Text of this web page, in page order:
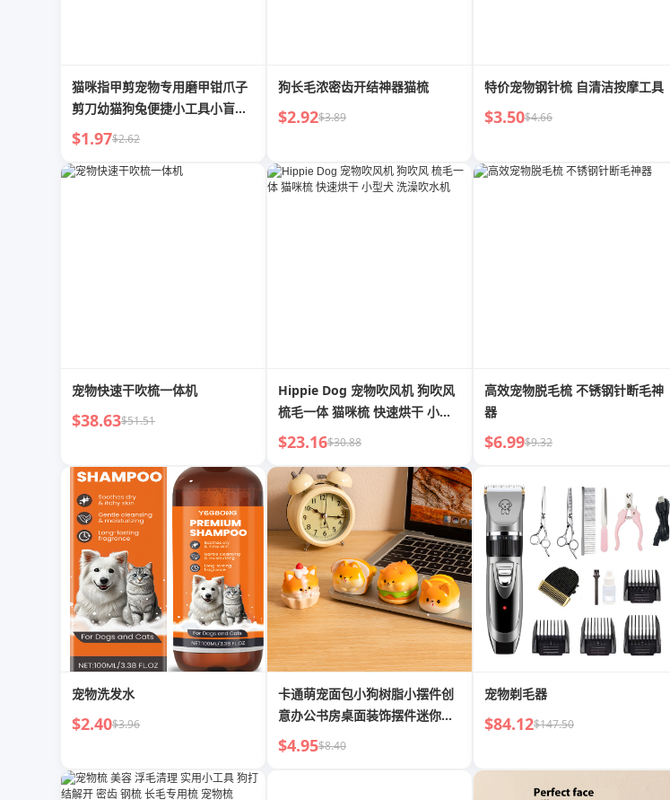
猫咪指甲剪宠物专用磨甲钳爪子
剪刀幼猫狗兔便捷小工具小盲剪
耗材
$1.97$2.62
狗长毛浓密齿开结神器猫梳
$2.92$3.89
特价宠物钢针梳 自清洁按摩工具
$3.50$4.66
宠物快速干吹梳一体机
$38.63$51.51
Hippie Dog 宠物吹风机 狗吹风
梳毛一体 猫咪梳 快速烘干 小型
犬 洗澡吹水机
$23.16$30.88
高效宠物脱毛梳 不锈钢针断毛神
器
$6.99$9.32
宠物洗发水
$2.40$3.96
卡通萌宠面包小狗树脂小摆件创
意办公书房桌面装饰摆件迷你小
礼品
$4.95$8.40
宠物剃毛器
$84.12$147.50